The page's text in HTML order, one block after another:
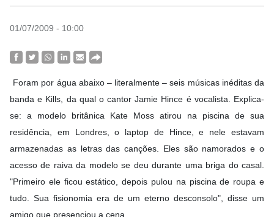
01/07/2009 - 10:00
Foram por água abaixo – literalmente – seis músicas inéditas da
banda e Kills, da qual o cantor Jamie Hince é vocalista. Explica-
se: a modelo britânica Kate Moss atirou na piscina de sua
residência, em Londres, o laptop de Hince, e nele estavam
armazenadas as letras das canções. Eles são namorados e o
acesso de raiva da modelo se deu durante uma briga do casal.
"Primeiro ele ficou estático, depois pulou na piscina de roupa e
tudo. Sua fisionomia era de um eterno desconsolo", disse um
amigo que presenciou a cena.